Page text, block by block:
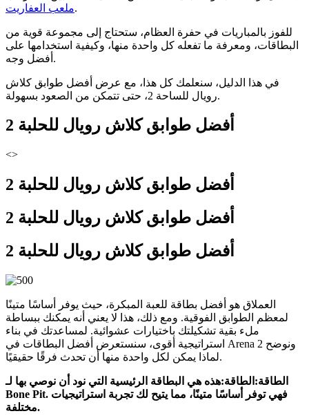
ملعب العفاريت.
للفوز بالمباريات في حفرة العظام، ستحتاج إلى مجموعة قوية من
البطاقات، ومعرفة ما تفعله كل واحدة منها، وكيفية استخدامها على
أفضل وجه.
في هذا الدليل، سنعلمك كل هذا، مع عرض أفضل طوابق كلاش
رويال للساحة 2، حتى تتمكن من الصعود بسهولة.
أفضل طوابق كلاش رويال للحلبة 2
<>
أفضل طوابق كلاش رويال للحلبة 2
أفضل طوابق كلاش رويال للحلبة 2
أفضل طوابق كلاش رويال للحلبة 2
العملاق هو أفضل بطاقة للعبة المبكرة، حيث يوفر أساسًا متينًا
لمعظم الطوابق الفوقية. ومع ذلك، هذا لا يعني أنه يمكنك ببساطة
ملء بقية تشكيلتك باختيارات عشوائية. لمساعدتك في بناء
استراتيجية أقوى، سنستعرض أفضل البطاقات في Arena 2 ونوضح
لماذا يمكن لكل واحدة منها أن تحدث فرقًا حقيقيًا.
الطاقة: الطاقة:هذه هي البطاقة الرئيسية التي نود أن نوصي بها لـ
Bone Pit. فهي توفر أساسًا متينًا، مما يتيح لك تجربة استراتيجيات
مختلفة.